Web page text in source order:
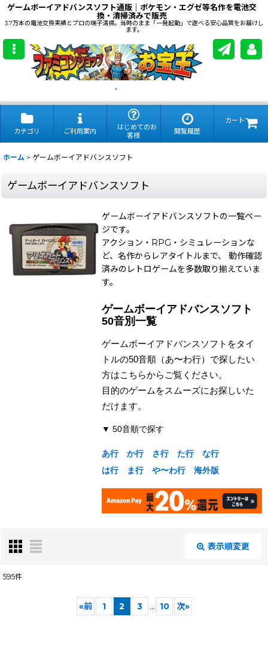
ゲームボーイアドバンスソフト通販｜ポケモン・エグゼ等名作を電池交
換・清掃済みで販売
3.7万本の電池交換実績とプロの端子清掃。当時のまま「一発起動」で遊べる安心品質をお届けし
ます。
.
カテゴリ ご利用案内
はじめてのお
客様
閲覧履歴
カート
ホーム > ゲームボーイアドバンスソフト
ゲームボーイアドバンスソフト
ゲームボーイアドバンスソフトの一覧ペー
ジです。
アクション・RPG・シミュレーションな
ど、名作からレアタイトルまで、 動作確認
済みのレトロゲームを多数取り揃えていま
す。
ゲームボーイアドバンスソフト
50音別一覧
ゲームボーイアドバンスソフトをタイ
トルの50音順（あ〜わ行）で探したい
方はこちらからご覧ください。
目的のゲームをスムーズにお探しいた
だけます。
▼ 50音順で探す
あ行 か行 さ行 た行
な行
は行
ま行 や〜わ行 海外版
表示順変更
595件
«前 1 2 3 ... 10 次»